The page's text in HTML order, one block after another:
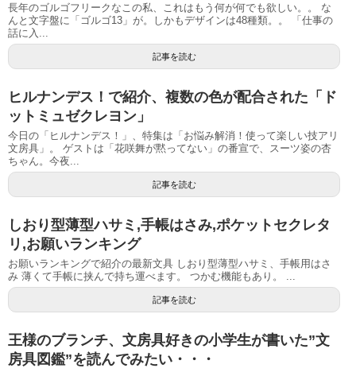
長年のゴルゴフリークなこの私、これはもう何が何でも欲しい。。 な
んと文字盤に「ゴルゴ13」が。しかもデザインは48種類。。 「仕事の
話に入...
記事を読む
ヒルナンデス！で紹介、複数の色が配合された「ド
ットミュゼクレヨン」
今日の「ヒルナンデス！」、特集は「お悩み解消！使って楽しい技アリ
文房具」。 ゲストは「花咲舞が黙ってない」の番宣で、スーツ姿の杏
ちゃん。今夜...
記事を読む
しおり型薄型ハサミ,手帳はさみ,ポケットセクレタ
リ,お願いランキング
お願いランキングで紹介の最新文具 しおり型薄型ハサミ、手帳用はさ
み 薄くて手帳に挟んで持ち運べます。 つかむ機能もあり。 ...
記事を読む
王様のブランチ、文房具好きの小学生が書いた”文
房具図鑑”を読んでみたい・・・